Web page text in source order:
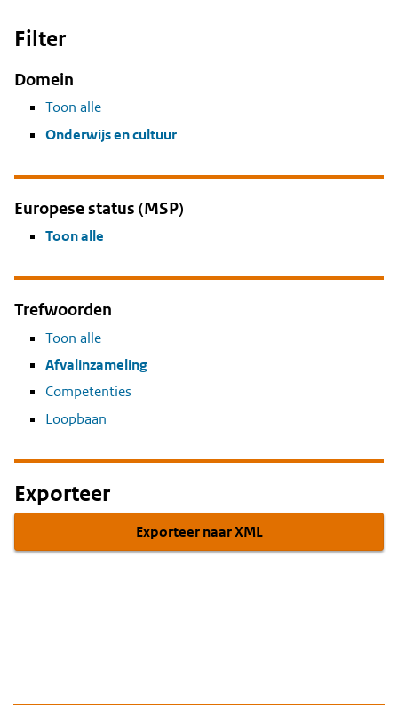
Filter
Domein
Toon alle
Onderwijs en cultuur
Europese status (MSP)
Toon alle
Trefwoorden
Toon alle
Afvalinzameling
Competenties
Loopbaan
Exporteer
Exporteer naar XML